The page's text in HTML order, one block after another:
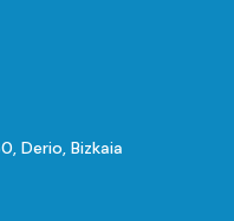
Derio, Bizkaia